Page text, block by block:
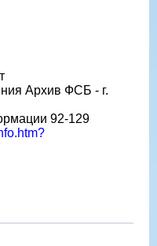
Архив ФСБ - г.
92-129